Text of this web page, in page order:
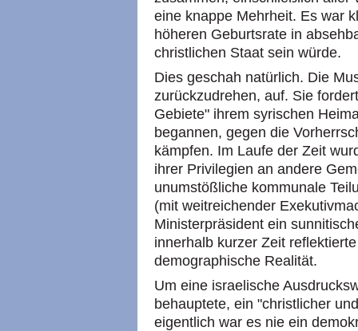
eine knappe Mehrheit. Es war
höheren Geburtsrate in
christlichen Staat sein würde.
Dies geschah natürlich. Die
zurückzudrehen, auf. Sie
Gebiete" ihrem syrischen
begannen, gegen die
kämpfen. Im Laufe der Zeit
ihrer Privilegien an andere
unumstößliche kommunale
(mit weitreichender
Ministerpräsident ein
innerhalb kurzer Zeit
demographische Realität.
Um eine israelische
behauptete, ein "christlicher
eigentlich war es nie ein